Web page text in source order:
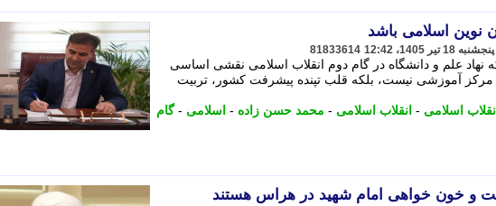
نوین اسلامی باشد
81833614
نهاد علم و دانشگاه در گام دوم انقلاب اسلامی نقشی اساسی
مرکز آموزشی نیست، بلکه قلب تپنده پیشرفت کشور، تربیت
اسلامی - انقلاب اسلامی - محمد حسن زاده - اسلامی -گام
و خون خواهی امام شهید در هراس هستند